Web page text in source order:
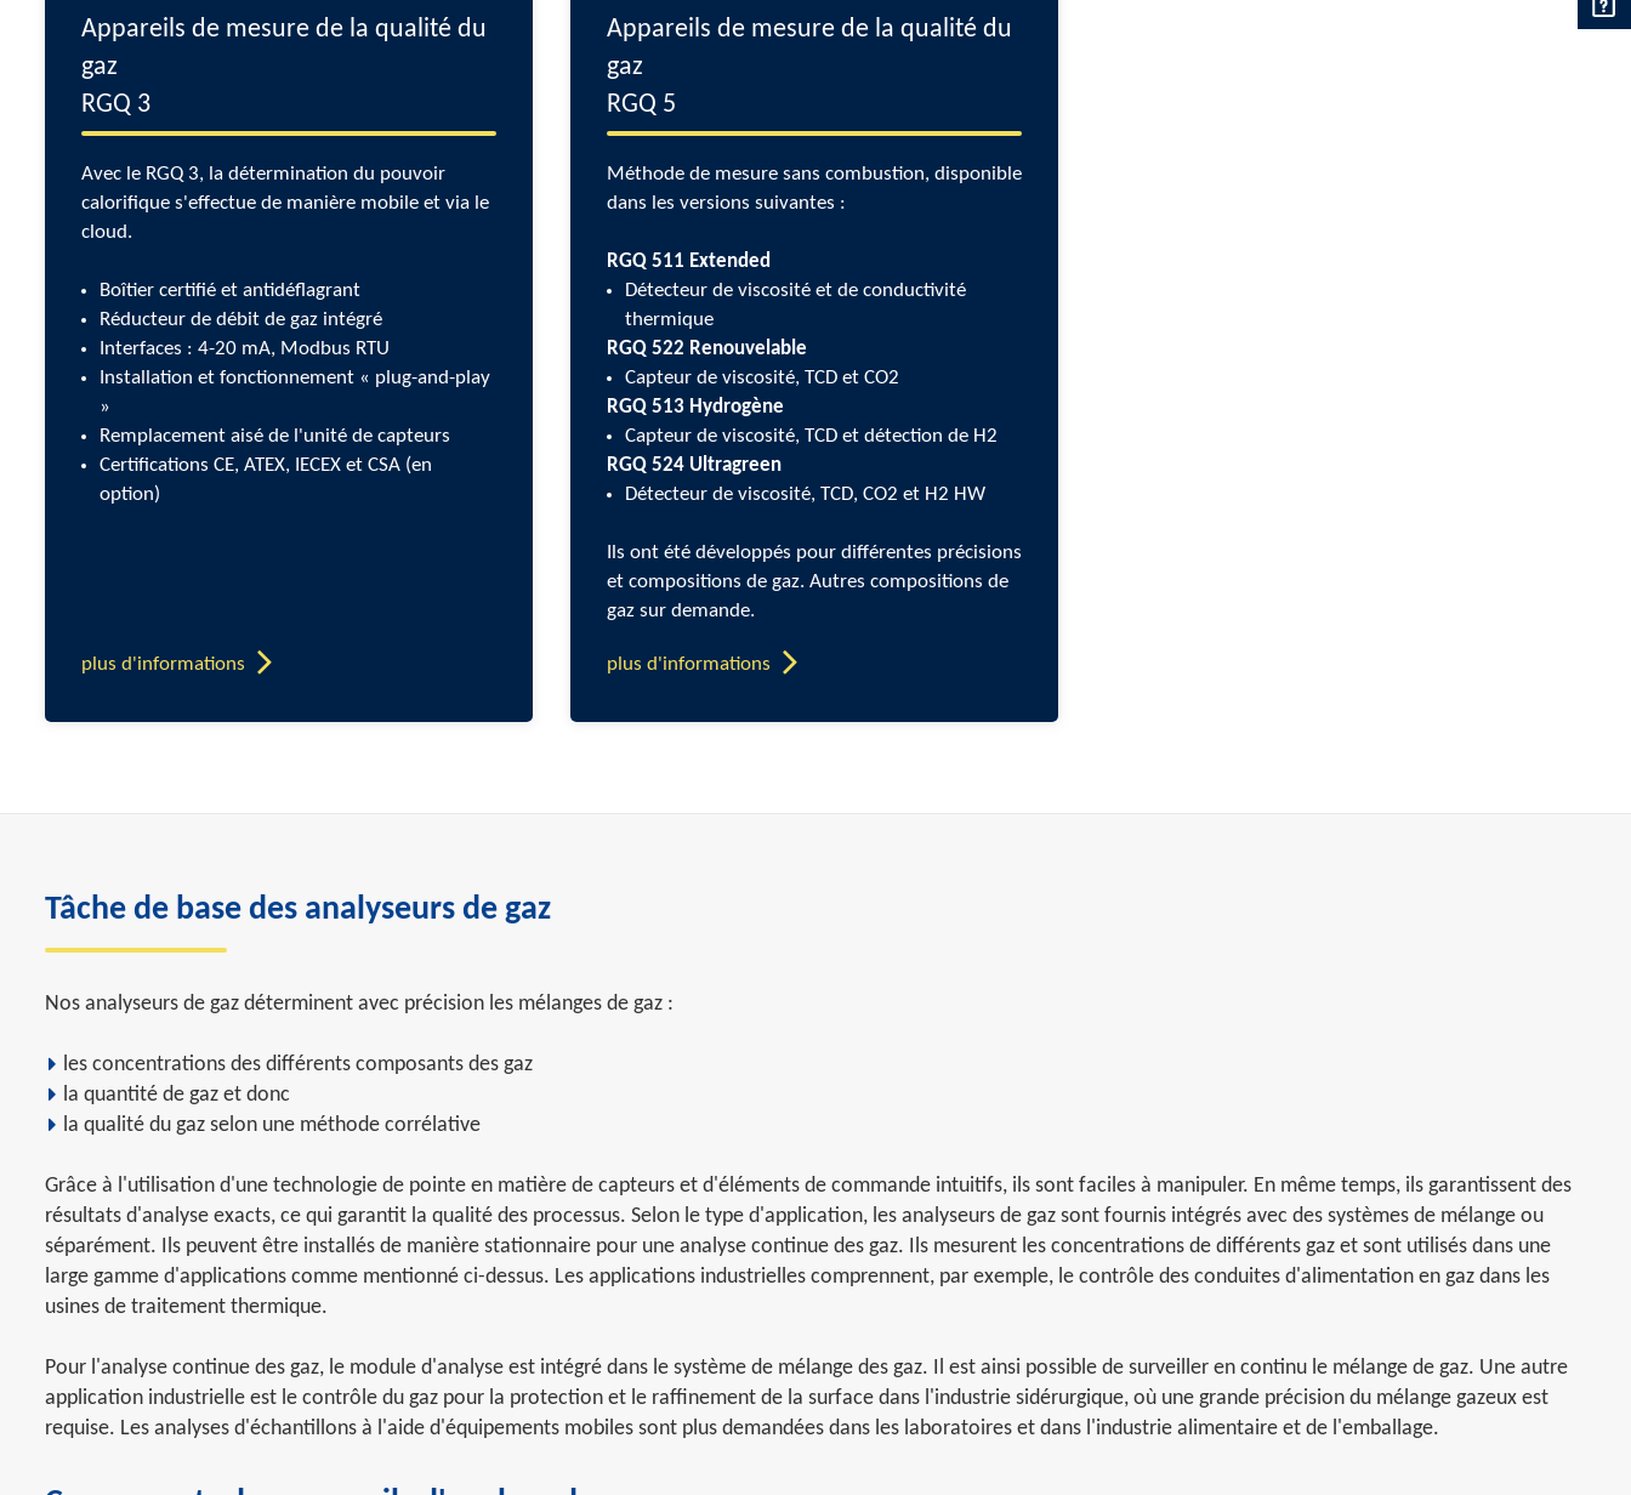
Appareils de mesure de la qualité du
gaz
RGQ 3
Avec le RGQ 3, la détermination du pouvoir
calorifique s'effectue de manière mobile et via le
cloud.
Boîtier certifié et antidéflagrant
Réducteur de débit de gaz intégré
Interfaces : 4-20 mA, Modbus RTU
Installation et fonctionnement « plug-and-play
»
Remplacement aisé de l'unité de capteurs
Certifications CE, ATEX, IECEX et CSA (en
option)
plus d'informations
Appareils de mesure de la qualité du
gaz
RGQ 5
Méthode de mesure sans combustion, disponible
dans les versions suivantes :
RGQ 511 Extended
Détecteur de viscosité et de conductivité
thermique
RGQ 522 Renouvelable
Capteur de viscosité, TCD et CO2
RGQ 513 Hydrogène
Capteur de viscosité, TCD et détection de H2
RGQ 524 Ultragreen
Détecteur de viscosité, TCD, CO2 et H2 HW
Ils ont été développés pour différentes précisions
et compositions de gaz. Autres compositions de
gaz sur demande.
plus d'informations
Tâche de base des analyseurs de gaz
Nos analyseurs de gaz déterminent avec précision les mélanges de gaz :
les concentrations des différents composants des gaz
la quantité de gaz et donc
la qualité du gaz selon une méthode corrélative
Grâce à l'utilisation d'une technologie de pointe en matière de capteurs et d'éléments de commande intuitifs, ils sont faciles à manipuler. En même temps, ils garantissent des
résultats d'analyse exacts, ce qui garantit la qualité des processus. Selon le type d'application, les analyseurs de gaz sont fournis intégrés avec des systèmes de mélange ou
séparément. Ils peuvent être installés de manière stationnaire pour une analyse continue des gaz. Ils mesurent les concentrations de différents gaz et sont utilisés dans une
large gamme d'applications comme mentionné ci-dessus. Les applications industrielles comprennent, par exemple, le contrôle des conduites d'alimentation en gaz dans les
usines de traitement thermique.
Pour l'analyse continue des gaz, le module d'analyse est intégré dans le système de mélange des gaz. Il est ainsi possible de surveiller en continu le mélange de gaz. Une autre
application industrielle est le contrôle du gaz pour la protection et le raffinement de la surface dans l'industrie sidérurgique, où une grande précision du mélange gazeux est
requise. Les analyses d'échantillons à l'aide d'équipements mobiles sont plus demandées dans les laboratoires et dans l'industrie alimentaire et de l'emballage.